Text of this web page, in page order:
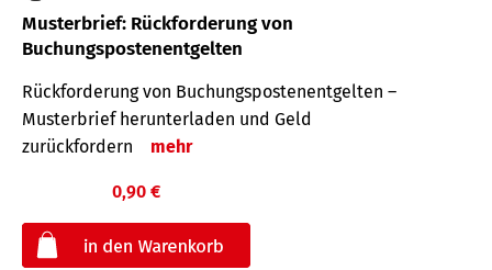
Musterbrief: Rückforderung von
Buchungspostenentgelten
Rückforderung von Buchungspostenentgelten –
Musterbrief herunterladen und Geld
zurückfordern
mehr
0,90 €